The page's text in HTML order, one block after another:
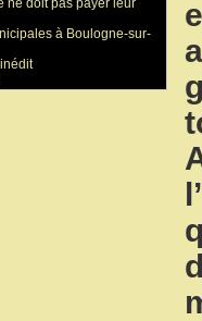
ne doit pas payer leur
à Boulogne-sur-